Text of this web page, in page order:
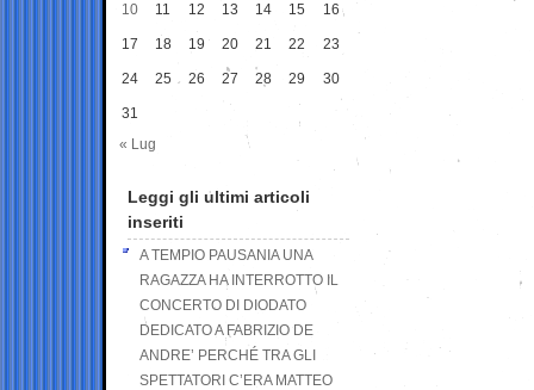
10 11 12 13 14 15 16
17 18 19 20 21 22 23
24 25 26 27 28 29 30
31
« Lug
Leggi gli ultimi articoli
inseriti
A TEMPIO PAUSANIA UNA
RAGAZZA HA INTERROTTO IL
CONCERTO DI DIODATO
DEDICATO A FABRIZIO DE
ANDRE’ PERCHÉ TRA GLI
SPETTATORI C’ERA MATTEO